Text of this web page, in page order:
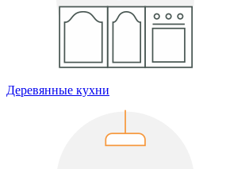
Деревянные кухни